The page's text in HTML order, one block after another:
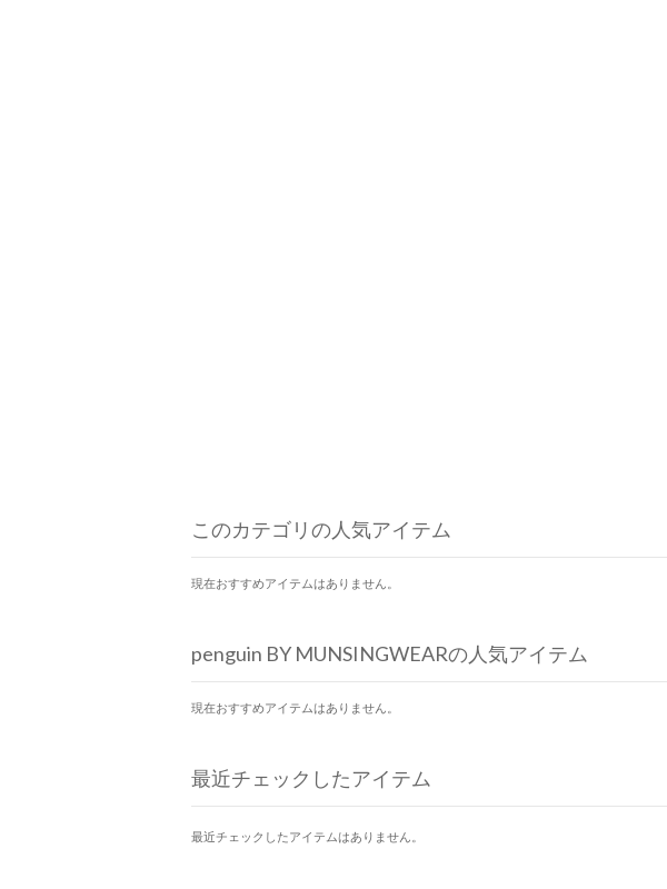
このカテゴリの人気アイテム
現在おすすめアイテムはありません。
penguin BY MUNSINGWEARの人気アイテム
現在おすすめアイテムはありません。
最近チェックしたアイテム
最近チェックしたアイテムはありません。